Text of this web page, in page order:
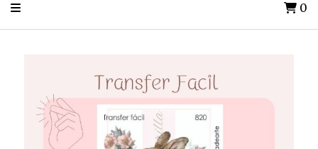
0